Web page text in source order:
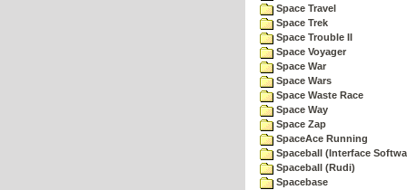
Space Travel
Space Trek
Space Trouble II
Space Voyager
Space War
Space Wars
Space Waste Race
Space Way
Space Zap
SpaceAce Running
Spaceball (Interface
Spaceball (Rudi)
Spacebase